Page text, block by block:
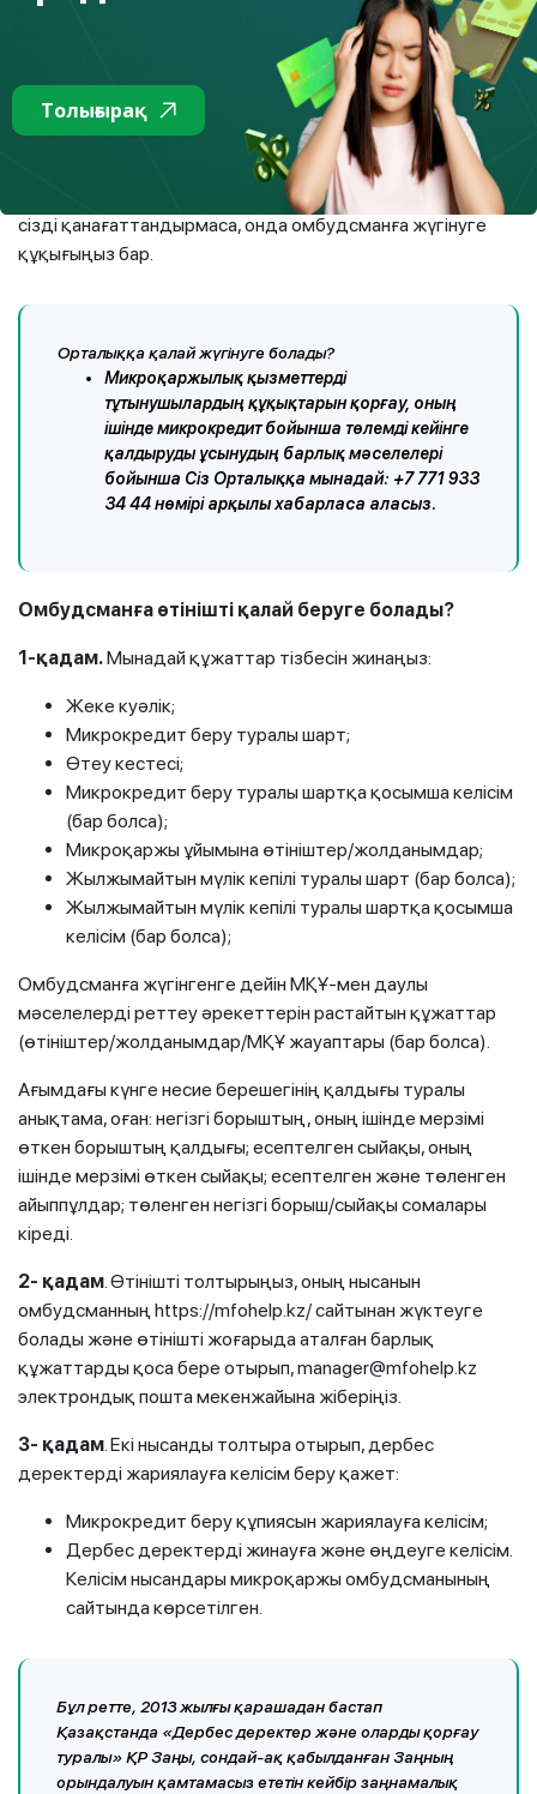
шаралар қабылдау қажет. Ол үшін жазбаша немесе
электронды түрде жазылған өтінішпен микроқаржы
ұйымына хабарласуды ұмытпаңыз. МҚҰ күнтізбелік 15 күн
ішінде өтінішіңізді қарап, оған жауап беруге міндетті.
Егер ортақ мәмілеге келу мүмкін емес болса, онда сіз
Орталықтың көмегіне жүгіне аласыз. Алайда, егер
Орталыққа жүгінгеннен кейін МҚҰ қабылдаған шешім
сізді қанағаттандырмаса, онда омбудсманға жүгінуге
құқығыңыз бар.
Орталыққа қалай жүгінуге болады?
Микроқаржылық қызметтерді
тұтынушылардың құқықтарын қорғау, оның
ішінде микрокредит бойынша төлемді кейінге
қалдыруды ұсынудың барлық мәселелері
бойынша Сіз Орталыққа мынадай: +7 771 933
34 44 нөмірі арқылы хабарласа аласыз.
Омбудсманға өтінішті қалай беруге болады?
1-қадам.Мынадай құжаттар тізбесін жинаңыз:
Жеке куәлік;
Микрокредит беру туралы шарт;
Өтеу кестесі;
Микрокредит беру туралы шартқа қосымша келісім
(бар болса);
Микроқаржы ұйымына өтініштер/жолданымдар;
Жылжымайтын мүлік кепілі туралы шарт (бар болса);
Жылжымайтын мүлік кепілі туралы шартқа қосымша
келісім (бар болса);
Омбудсманға жүгінгенге дейін МҚҰ-мен даулы
мәселелерді реттеу әрекеттерін растайтын құжаттар
(өтініштер/жолданымдар/МҚҰ жауаптары (бар болса).
Ағымдағы күнге несие берешегінің қалдығы туралы
анықтама, оған: негізгі борыштың, оның ішінде мерзімі
өткен борыштың қалдығы; есептелген сыйақы, оның
ішінде мерзімі өткен сыйақы; есептелген және төленген
айыппұлдар; төленген негізгі борыш/сыйақы сомалары
кіреді.
2- қадам. Өтінішті толтырыңыз, оның нысанын
омбудсманның https://mfohelp.kz/ сайтынан жүктеуге
болады және өтінішті жоғарыда аталған барлық
құжаттарды қоса бере отырып, manager@mfohelp.kz
электрондық пошта мекенжайына жіберіңіз.
3- қадам. Екі нысанды толтыра отырып, дербес
деректерді жариялауға келісім беру қажет:
Микрокредит беру құпиясын жариялауға келісім;
Дербес деректерді жинауға және өңдеуге келісім.
Келісім нысандары микроқаржы омбудсманының
сайтында көрсетілген.
Бұл ретте, 2013 жылғы қарашадан бастап
Қазақстанда «Дербес деректер және оларды қорғау
туралы» ҚР Заңы, сондай-ақ қабылданған Заңның
орындалуын қамтамасыз ететін кейбір заңнамалық
Толығырақ